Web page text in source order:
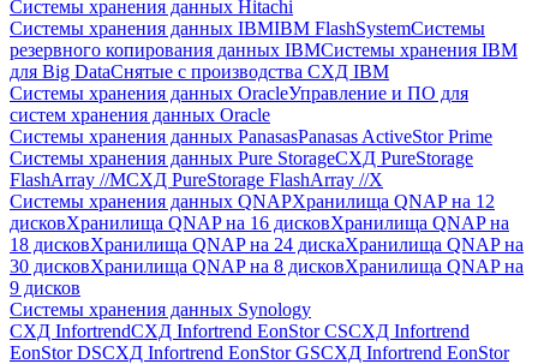
Системы хранения данных Hitachi
Системы хранения данных IBMIBM FlashSystemСистемы
резервного копирования данных IBMСистемы хранения IBM
для Big DataСнятые с производства СХД IBM
Системы хранения данных OracleУправление и ПО для
систем хранения данных Oracle
Системы хранения данных PanasasPanasas ActiveStor Prime
Системы хранения данных Pure StorageСХД PureStorage
FlashArray //MСХД PureStorage FlashArray //X
Системы хранения данных QNAPХранилища QNAP на 12
дисковХранилища QNAP на 16 дисковХранилища QNAP на
18 дисковХранилища QNAP на 24 дискаХранилища QNAP на
30 дисковХранилища QNAP на 8 дисковХранилища QNAP на
9 дисков
Системы хранения данных Synology
СХД InfortrendСХД Infortrend EonStor CSСХД Infortrend
EonStor DSСХД Infortrend EonStor GSСХД Infortrend EonStor